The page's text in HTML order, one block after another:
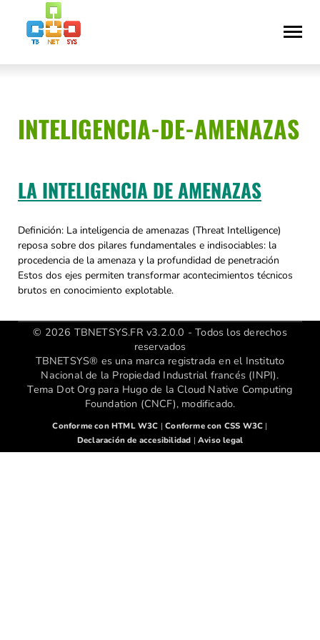
Saltar
contenido
Declaración
de
accesibilidad
INTELIGENCIA-DE-AMENAZAS
LA INTELIGENCIA DE AMENAZAS
Definición: La inteligencia de amenazas (Threat Intelligence)
reposa sobre dos pilares fundamentales e indisociables: la
procedencia de la amenaza y la profundidad de penetración
Estos dos ejes permiten transformar acontecimientos técnicos
brutos en conocimiento explotable.
© 2026 TBNETSYS.FR v3.2.0.0 - Todos los derechos
reservados
TBNETSYS® es una marca registrada en el Instituto
Nacional de la Propiedad Industrial francés (INPI).
Tema Dot Org para Hugo de la Cloud Native Computing
Foundation (CNCF), modificado.
Conforme con HTML W3C |Conforme con CSS W3C |
Declaración de accesibilidad | Aviso legal